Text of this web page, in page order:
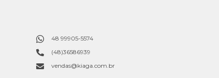
48 99905-5574
(48)36586939
vendas@kiaga.com.br